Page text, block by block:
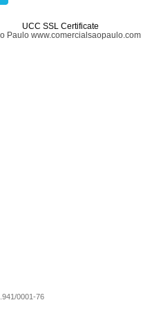
UCC SSL Certificate
Paulo www.comercialsaopaulo.com
0001-76